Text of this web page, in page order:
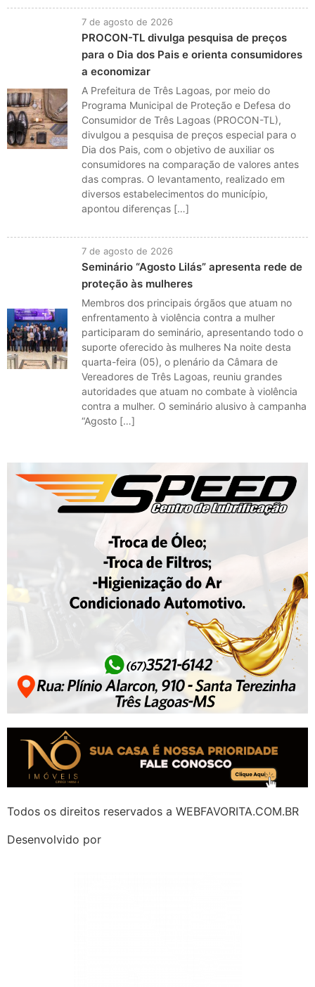
7 de agosto de 2026
PROCON-TL divulga pesquisa de preços
para o Dia dos Pais e orienta consumidores
a economizar
A Prefeitura de Três Lagoas, por meio do
Programa Municipal de Proteção e Defesa do
Consumidor de Três Lagoas (PROCON-TL),
divulgou a pesquisa de preços especial para o
Dia dos Pais, com o objetivo de auxiliar os
consumidores na comparação de valores antes
das compras. O levantamento, realizado em
diversos estabelecimentos do município,
apontou diferenças […]
7 de agosto de 2026
Seminário “Agosto Lilás” apresenta rede de
proteção às mulheres
Membros dos principais órgãos que atuam no
enfrentamento à violência contra a mulher
participaram do seminário, apresentando todo o
suporte oferecido às mulheres Na noite desta
quarta-feira (05), o plenário da Câmara de
Vereadores de Três Lagoas, reuniu grandes
autoridades que atuam no combate à violência
contra a mulher. O seminário alusivo à campanha
“Agosto […]
Todos os direitos reservados a WEBFAVORITA.COM.BR
Desenvolvido por